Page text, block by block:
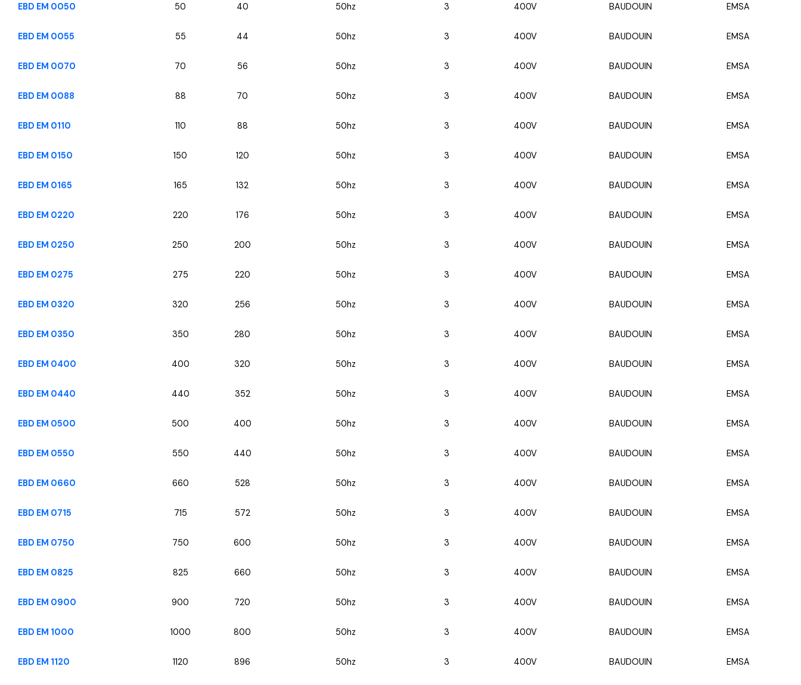
EBD EM 0050 50 40 50hz 3 400V BAUDOUIN EMSA
EBD EM 0055 55 44 50hz 3 400V BAUDOUIN EMSA
EBD EM 0070 70 56 50hz 3 400V BAUDOUIN EMSA
EBD EM 0088 88 70 50hz 3 400V BAUDOUIN EMSA
EBD EM 0110 110 88 50hz 3 400V BAUDOUIN EMSA
EBD EM 0150 150 120 50hz 3 400V BAUDOUIN EMSA
EBD EM 0165 165 132 50hz 3 400V BAUDOUIN EMSA
EBD EM 0220 220 176 50hz 3 400V BAUDOUIN EMSA
EBD EM 0250 250 200 50hz 3 400V BAUDOUIN EMSA
EBD EM 0275 275 220 50hz 3 400V BAUDOUIN EMSA
EBD EM 0320 320 256 50hz 3 400V BAUDOUIN EMSA
EBD EM 0350 350 280 50hz 3 400V BAUDOUIN EMSA
EBD EM 0400 400 320 50hz 3 400V BAUDOUIN EMSA
EBD EM 0440 440 352 50hz 3 400V BAUDOUIN EMSA
EBD EM 0500 500 400 50hz 3 400V BAUDOUIN EMSA
EBD EM 0550 550 440 50hz 3 400V BAUDOUIN EMSA
EBD EM 0660 660 528 50hz 3 400V BAUDOUIN EMSA
EBD EM 0715 715 572 50hz 3 400V BAUDOUIN EMSA
EBD EM 0750 750 600 50hz 3 400V BAUDOUIN EMSA
EBD EM 0825 825 660 50hz 3 400V BAUDOUIN EMSA
EBD EM 0900 900 720 50hz 3 400V BAUDOUIN EMSA
EBD EM 1000 1000 800 50hz 3 400V BAUDOUIN EMSA
EBD EM 1120 1120 896 50hz 3 400V BAUDOUIN EMSA